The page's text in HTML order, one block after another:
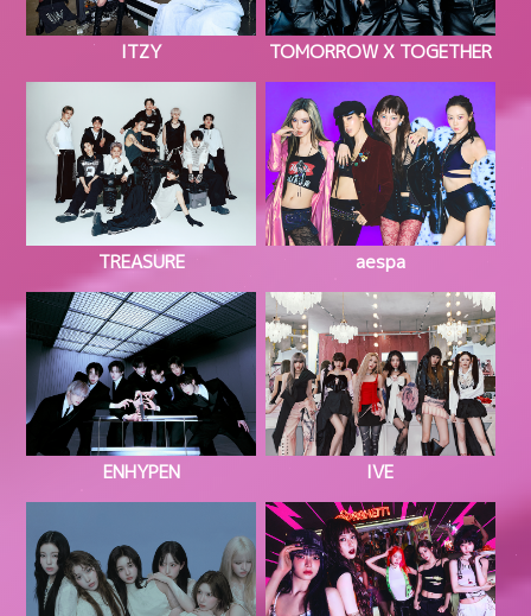
ITZY TOMORROW X TOGETHER
TREASURE aespa
ENHYPEN IVE